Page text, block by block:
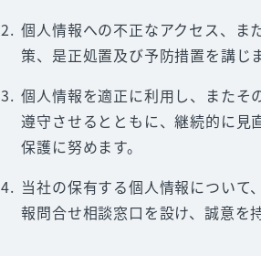
個人情報への不正なアクセス、ま
策、是正処置及び予防措置を講じま
個人情報を適正に利用し、またそ
遵守させるとともに、継続的に見
保護に努めます。
当社の保有する個人情報につい
報問合せ相談窓口を設け、誠意を